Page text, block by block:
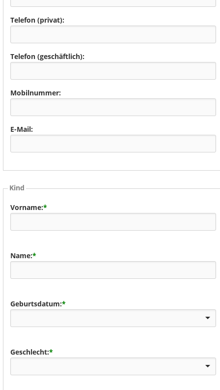
Telefon (privat):
Telefon (geschäftlich):
Mobilnummer:
E-Mail:
Kind
Vorname:*
Name:*
Geburtsdatum:*
Geschlecht:*